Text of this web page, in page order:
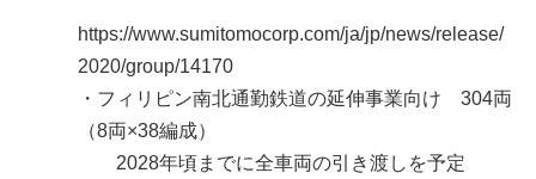
https://www.sumitomocorp.com/ja/jp/news/release/
2020/group/14170
・フィリピン南北通勤鉄道の延伸事業向け 304両
（8両×38編成）
2028年頃までに全車両の引き渡しを予定